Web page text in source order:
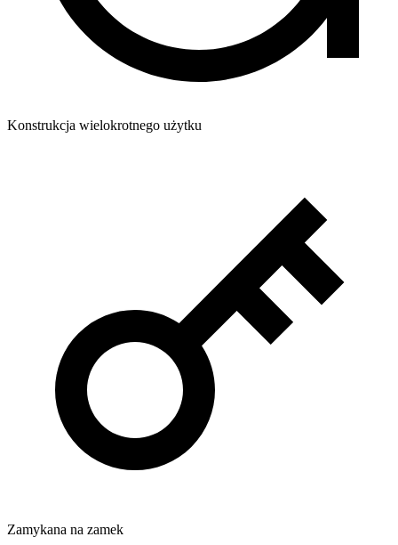
Konstrukcja wielokrotnego użytku
Zamykana na zamek